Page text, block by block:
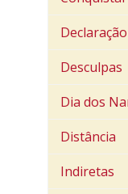
Desculpas
Dia dos
Distância
Indiretas